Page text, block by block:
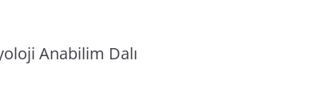
Anabilim Dalı